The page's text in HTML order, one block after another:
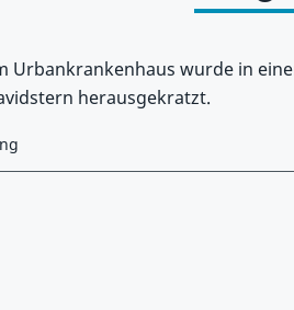
Urbankrankenhaus wurde in
herausgekratzt.